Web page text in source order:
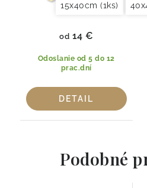
15x40cm (1ks)
Odoslanie od 5 do 12
prac.dní
od 14 €
DETAIL
Podobné